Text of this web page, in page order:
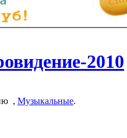
2010
, Музыкальные.